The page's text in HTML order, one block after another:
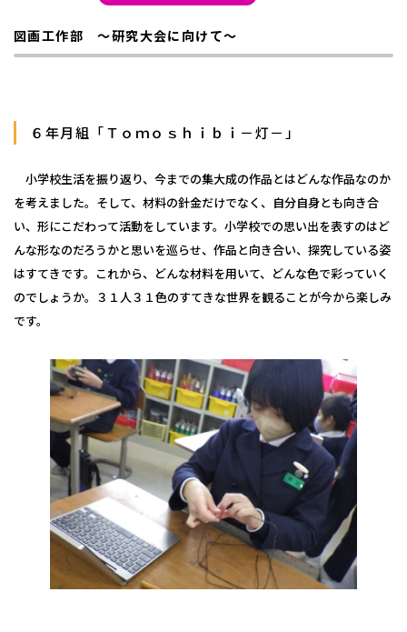
図画工作部 ～研究大会に向けて～
６年月組「Ｔｏｍｏｓｈｉｂｉ－灯－」
小学校生活を振り返り、今までの集大成の作品とはどんな作品なのか
を考えました。そして、材料の針金だけでなく、自分自身とも向き合
い、形にこだわって活動をしています。小学校での思い出を表すのはど
んな形なのだろうかと思いを巡らせ、作品と向き合い、探究している姿
はすてきです。これから、どんな材料を用いて、どんな色で彩っていく
のでしょうか。３１人３１色のすてきな世界を観ることが今から楽しみ
です。